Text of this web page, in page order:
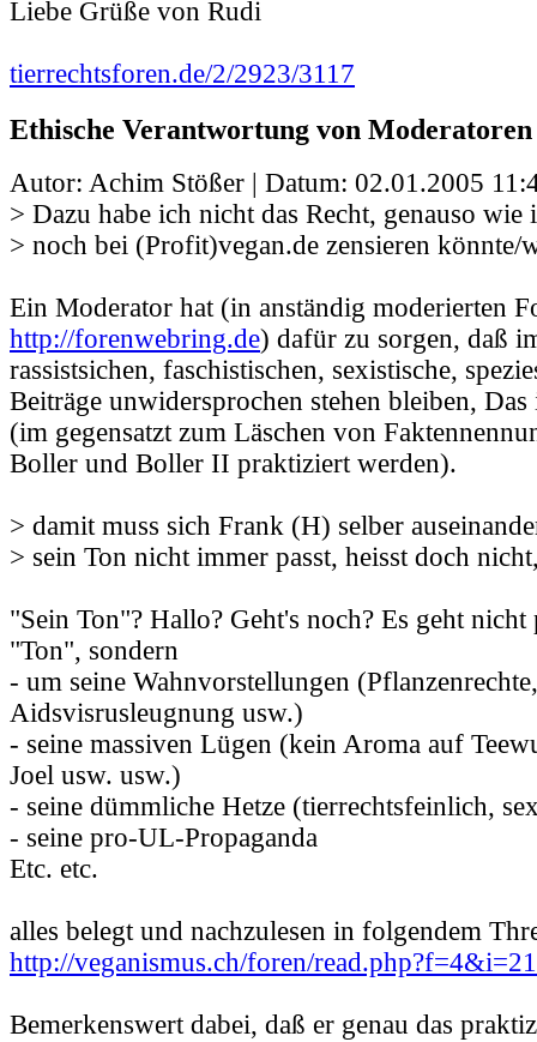
Liebe Grüße von Rudi
tierrechtsforen.de/2/2923/3117
Ethische Verantwortung von Moderatoren
Autor: Achim Stößer | Datum: 02.01.2005
> Dazu habe ich nicht das Recht, genauso wie
> noch bei (Profit)vegan.de zensieren könnte/
Ein Moderator hat (in anständig moderierten
http://forenwebring.de) dafür zu sorgen, daß
rassistsichen, faschistischen, sexistische,
Beiträge unwidersprochen stehen bleiben,
(im gegensatzt zum Läschen von
Boller und Boller II praktiziert werden).
> damit muss sich Frank (H) selber
> sein Ton nicht immer passt, heisst doch
"Sein Ton"? Hallo? Geht's noch? Es geht
"Ton", sondern
- um seine Wahnvorstellungen (Pflanzenrechte,
Aidsvisrusleugnung usw.)
- seine massiven Lügen (kein Aroma auf
Joel usw. usw.)
- seine dümmliche Hetze (tierrechtsfeinlich,
- seine pro-UL-Propaganda
Etc. etc.
alles belegt und nachzulesen in folgendem
http://veganismus.ch/foren/
Bemerkenswert dabei, daß er genau das